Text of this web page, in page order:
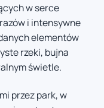
w serce
i intensywne
elementów
rzeki, bujna
świetle.
przez park, w